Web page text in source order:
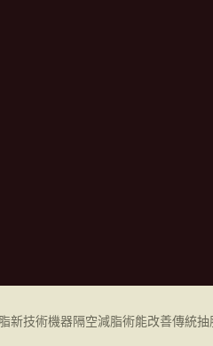
新技術機器隔空減脂術能改善傳統